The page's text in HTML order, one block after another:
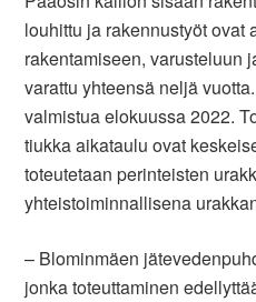
louhittu ja rakennustyöt ovat
rakentamiseen, varusteluun
varattu yhteensä neljä
valmistua elokuussa 2022.
tiukka aikataulu ovat
toteutetaan perinteisten
yhteistoiminnallisena
– Blominmäen
jonka toteuttaminen